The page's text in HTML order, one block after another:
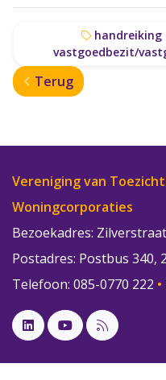
handreiking
vastgoedbezit/
Terug
Vereniging van
Woningcorporaties
Bezoekadres:
Postadres: Postbus 340,
Telefoon: 085-0770 222 •